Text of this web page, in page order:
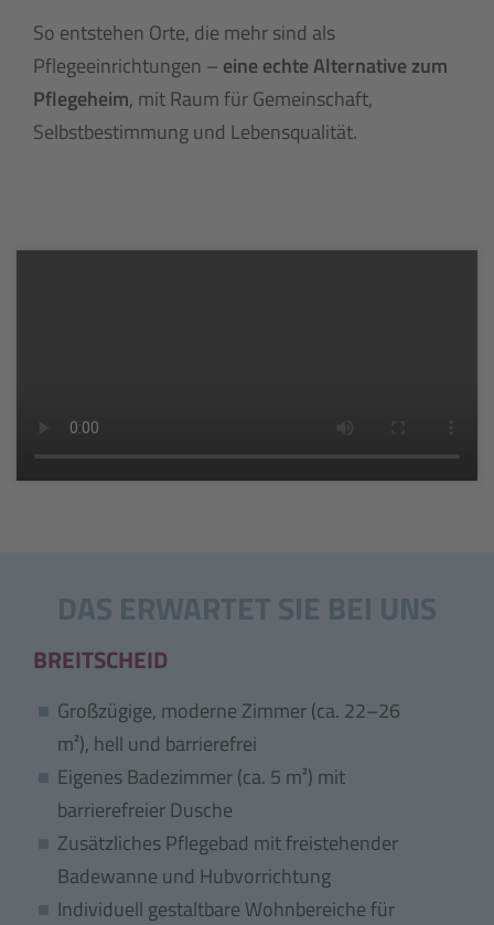
So entstehen Orte, die mehr sind als
Pflegeeinrichtungen – eine echte Alternative zum
Pflegeheim, mit Raum für Gemeinschaft,
Selbstbestimmung und Lebensqualität.
DAS ERWARTET SIE BEI UNS
BREITSCHEID
Großzügige, moderne Zimmer (ca. 22–26
m²), hell und barrierefrei
Eigenes Badezimmer (ca. 5 m²) mit
barrierefreier Dusche
Zusätzliches Pflegebad mit freistehender
Badewanne und Hubvorrichtung
Individuell gestaltbare Wohnbereiche für